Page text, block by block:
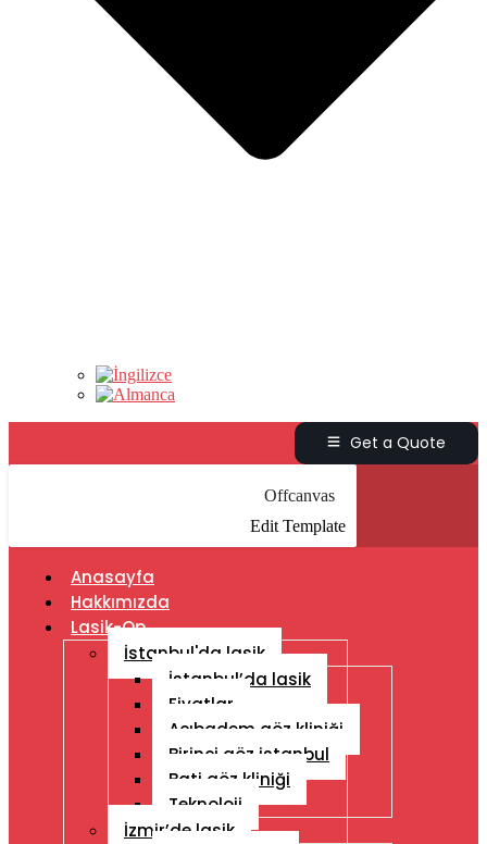
Get a Quote
Offcanvas
Edit Template
Anasayfa
Hakkımızda
Lasik-Op
İstanbul'da lasik
İstanbul’da lasik
Fiyatlar
Acıbadem göz kliniği
Birinci göz istanbul
Bati göz kliniği
Teknoloji
İzmir’de lasik